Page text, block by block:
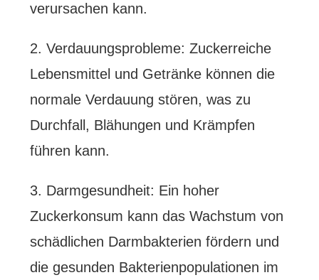
verursachen kann.
2. Verdauungsprobleme: Zuckerreiche
Lebensmittel und Getränke können die
normale Verdauung stören, was zu
Durchfall, Blähungen und Krämpfen
führen kann.
3. Darmgesundheit: Ein hoher
Zuckerkonsum kann das Wachstum von
schädlichen Darmbakterien fördern und
die gesunden Bakterienpopulationen im